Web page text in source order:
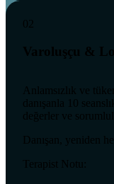
02
Varoluşçu &
Anlamsızlık ve
danışanla 10
değerler ve
Danışan, yeniden
Terapist Notu: